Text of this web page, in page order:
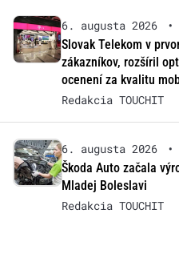
6. augusta 2026 •
Slovak Telekom v
zákazníkov, rozšíril
ocenení za kvalitu
Redakcia TOUCHIT
6. augusta 2026 •
Škoda Auto začala
Mladej Boleslavi
Redakcia TOUCHIT